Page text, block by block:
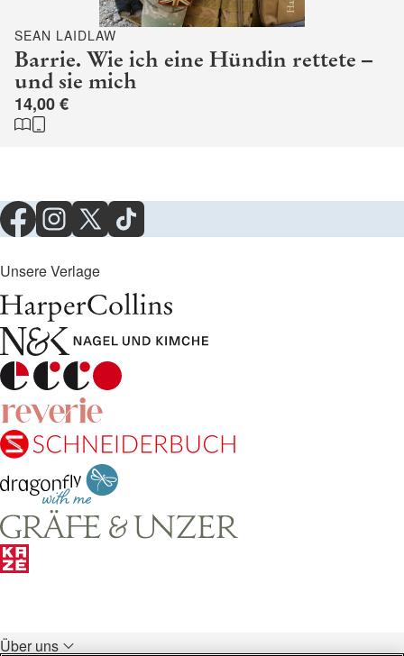
SEAN LAIDLAW
Barrie. Wie ich eine Hündin rettete –
und sie mich
14,00 €
Unsere Verlage
Über uns